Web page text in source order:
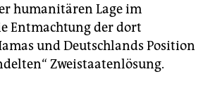
humanitären Lage im
Entmachtung der dort
und Deutschlands Position
Zweistaatenlösung.